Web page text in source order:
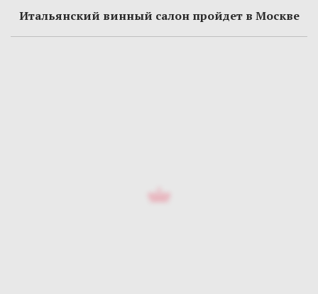
Итальянский винный салон пройдет в Москве